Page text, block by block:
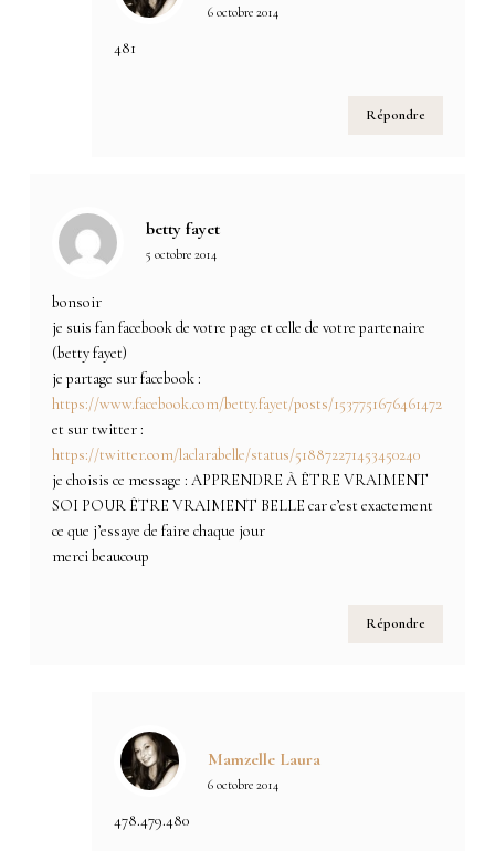
6 octobre 2014
481
Répondre
betty fayet
5 octobre 2014
bonsoir
je suis fan facebook de votre page et celle de votre partenaire
(betty fayet)
je partage sur facebook :
https://www.facebook.com/betty.fayet/posts/1537751676461472
et sur twitter :
https://twitter.com/laclarabelle/status/518872271453450240
je choisis ce message : APPRENDRE À ÊTRE VRAIMENT
SOI POUR ÊTRE VRAIMENT BELLE car c’est exactement
ce que j’essaye de faire chaque jour
merci beaucoup
Répondre
Mamzelle Laura
6 octobre 2014
478.479.480